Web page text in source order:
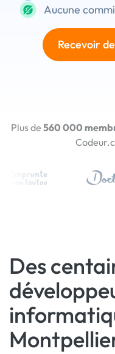
Aucune
Recevoir
Plus de 560 000
Des